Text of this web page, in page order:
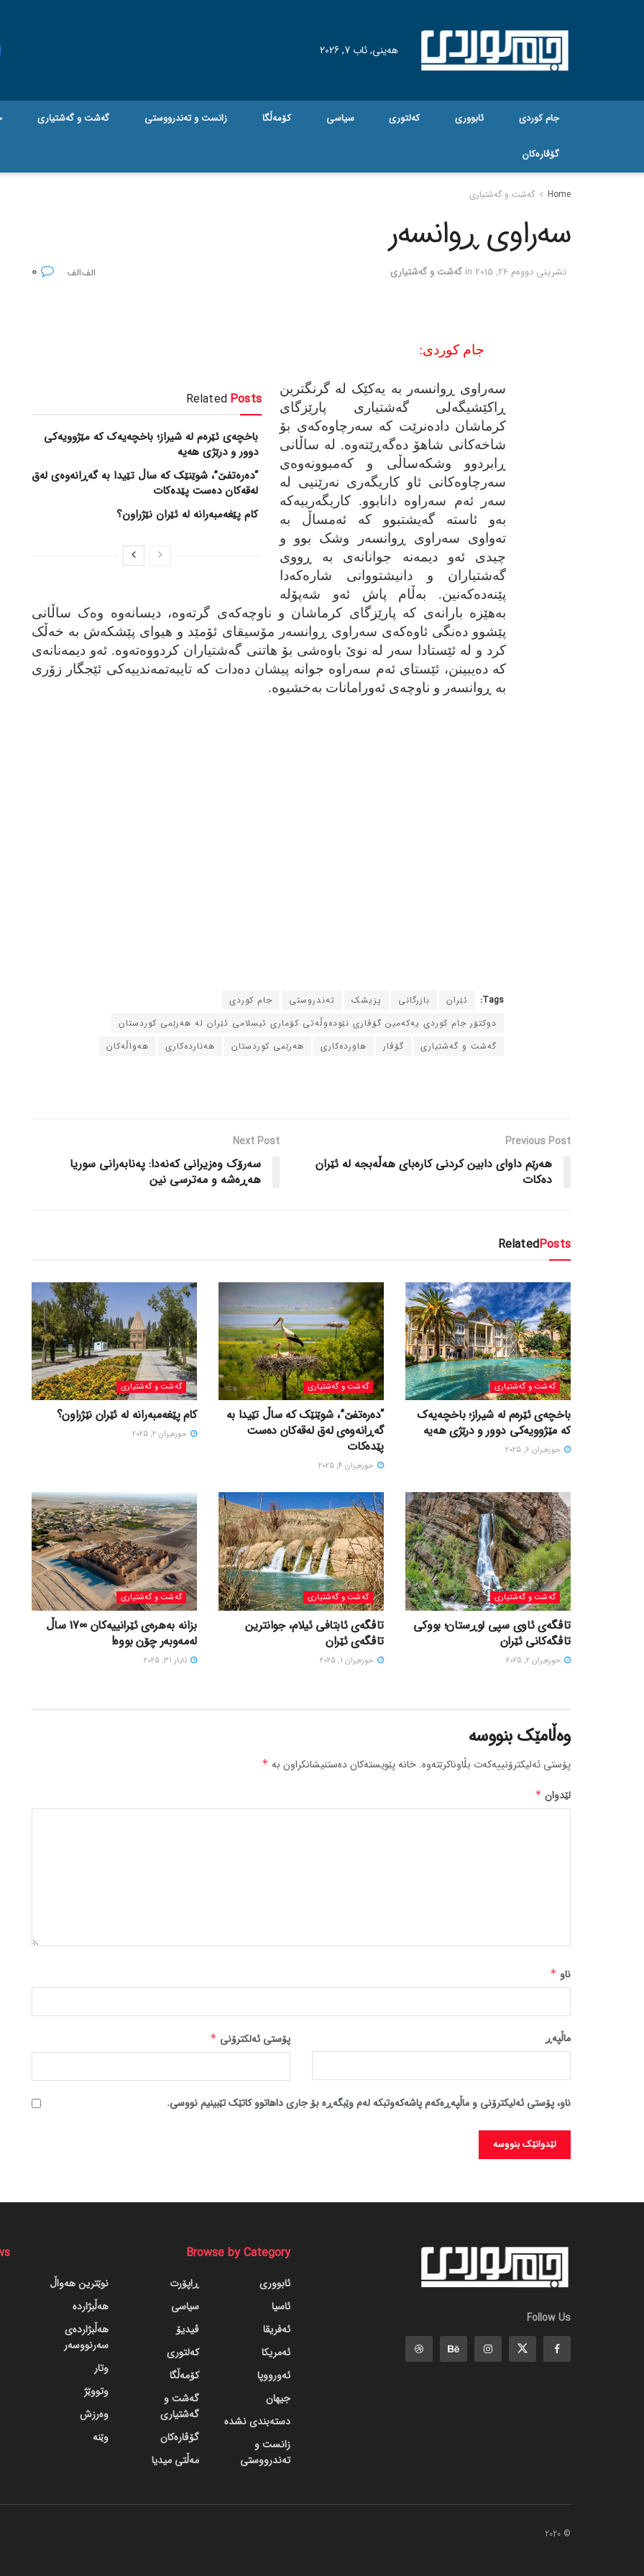
هه‌ینی, ئاب 7, 2026
جام کوردی ئابووری کەلتوری سیاسی کۆمەڵگا زانست و تەندرووستی گه‌شت و گه‌شتیاری
گۆڤاره‌کان
Home گه‌شت و گه‌شتیاری
سه‌راوی ڕوانسه‌ر
تشرینی دووه‌م 26, 2015 in گه‌شت و گه‌شتیاری
جام کوردی:
Related Posts
باخچەی ئێرەم لە شیراز؛ باخچەیەک کە مێژوویەکی
دوور و درێژی هەیە
“دەرەتفێ”، شوێنێک کە ساڵ تێیدا بە گەڕانەوەی لەق
لەقەکان دەست پێدەکات
کام پێغەمبەرانە لە ئێران نێژراون؟
سه‌راوی ڕوانسه‌ر به‌ یه‌کێک له‌ گرنگترین
ڕاکێشیگه‌لی گه‌شتیاری پارێزگای
کرماشان داده‌نرێت که‌ سه‌رچاوه‌که‌ی بۆ
شاخه‌کانی شاهۆ ده‌گه‌ڕێته‌وه‌. له‌ ساڵانی
ڕابردوو وشکه‌ساڵی و که‌مبوونه‌وه‌ی
سه‌رچاوه‌کانی ئاو کاریگه‌ری نه‌رێنیی له‌
سه‌ر ئه‌م سه‌راوه‌ دانابوو. کاریگه‌رییه‌که‌
به‌و ئاسته‌ گه‌یشتبوو که‌ ئه‌مساڵ به‌
ته‌واوی سه‌راوی ڕوانسه‌ر وشک بوو و
چیدی ئه‌و دیمه‌نه‌ جوانانه‌ی به‌ ڕووی
گه‌شتیاران و دانیشتووانی شاره‌که‌دا
پێنه‌ده‌که‌نین. به‌ڵام پاش ئه‌و شه‌پۆله‌
به‌هێزه‌ بارانه‌ی که‌ پارێزگای کرماشان و ناوچه‌که‌ی گرته‌وه‌، دیسانه‌وه‌ وه‌ک ساڵانی
پێشوو ده‌نگی ئاوه‌که‌ی سه‌راوی ڕوانسه‌ر مۆسیقای ئۆمێد و هیوای پێشکه‌ش به‌ خه‌ڵک
کرد و له‌ ئێستادا سه‌ر له‌ نوێ باوه‌شی بۆ هاتنی گه‌شتیاران کردووه‌ته‌وه‌. ئه‌و دیمه‌نانه‌ی
که‌ ده‌یبینن، ئێستای ئه‌م سه‌راوه‌ جوانه‌ پیشان ده‌دات که‌ تایبه‌تمه‌ندییه‌کی ئێجگار زۆری
به‌ ڕوانسه‌ر و ناوچه‌ی ئه‌ورامانات به‌خشیوه‌.
Tags: ئێران بازرگانی پزیشک ته‌ندروستی
جام کوردی
دوکتۆر جام کوردی یه‌که‌مین گۆڤاری نێوده‌وڵه‌تی کۆماری ئیسلامی ئێران له‌ هه‌رێمی کوردستان
گه‌شت و گه‌شتیاری
گۆڤار هاورده‌کاری هه‌رێمی کوردستان هه‌نارده‌کاری هه‌واڵه‌کان
Previous Post
هه‌رێم داوای دابین کردنی کاره‌بای هه‌ڵه‌بجه‌ له‌ ئێران
ده‌کات
Next Post
سه‌رۆک وه‌زیرانی که‌نه‌دا: په‌نابه‌رانی سوریا
هه‌ڕه‌شه‌ و مه‌ترسی نین
RelatedPosts
گه‌شت و گه‌شتیاری
باخچەی ئێرەم لە شیراز؛ باخچەیەک
کە مێژوویەکی دوور و درێژی هەیە
حوزه‌یران 6, 2025
گه‌شت و گه‌شتیاری
“دەرەتفێ”، شوێنێک کە ساڵ تێیدا بە
گەڕانەوەی لەق لەقەکان دەست
پێدەکات
حوزه‌یران 4, 2025
گه‌شت و گه‌شتیاری
کام پێغەمبەرانە لە ئێران نێژراون؟
حوزه‌یران 2, 2025
گه‌شت و گه‌شتیاری
تاڤگەی ئاوی سپی لوڕستان؛ بووکی
تاڤگەکانی ئێران
حوزه‌یران 2, 2025
گه‌شت و گه‌شتیاری
تاڤگەی ئابتافی ئیلام، جوانترین
تاڤگەی ئێران
حوزه‌یران 1, 2025
گه‌شت و گه‌شتیاری
بزانه بەهرەی ئێرانییەکان 1700 ساڵ
لەمەوبەر چۆن بووه!
ئایار 31, 2025
وەڵامێک بنووسە
پۆستی ئەلیکترۆنییەکەت بڵاوناکرێتەوە. خانە پێویستەکان دەستنیشانکراون بە *
لێدوان *
ناو *
پۆستی ئەلکترۆنی * ماڵپه‌ڕ
ناو، پۆستی ئەلیکترۆنی و ماڵپەڕەکەم پاشەکەوتبکە لەم وێبگەڕە بۆ جاری داهاتوو کاتێک تێبینیم نووسی.
Follow Us
Browse by Category
ئابووری
ئاسیا
ئەفریقا
ئەمریکا
ئەورووپا
جیهان
دسته‌بندی نشده
زانست و
تەندرووستی
ڕاپۆرت
سیاسی
ڤیدیۆ
کەلتوری
کۆمەڵگا
گه‌شت و
گه‌شتیاری
گۆڤاره‌کان
مەڵتی میدیا
نوێترین هەواڵ
هەڵبژاردە
هەڵبژاردەی
سەرنووسەر
وتار
وتووێژ
وەرزش
وێنە
© 2020